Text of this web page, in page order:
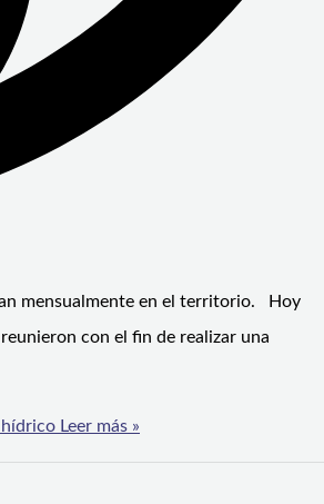
mensualmente en el territorio. Hoy
con el fin de realizar una
hídrico Leer más »